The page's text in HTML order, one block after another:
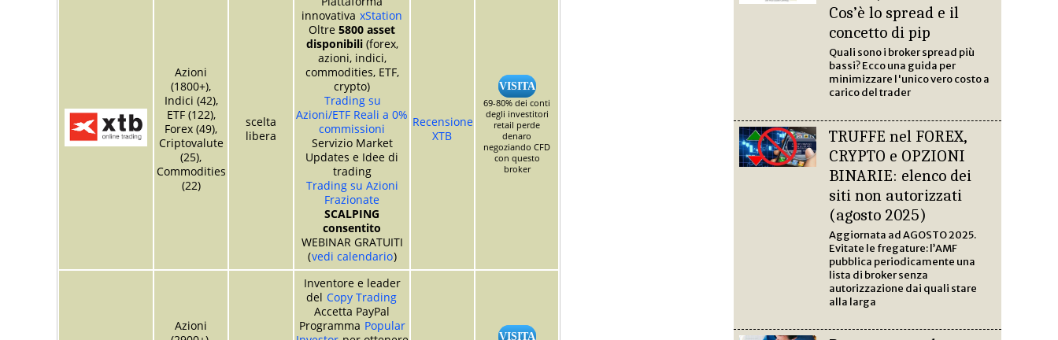
Azioni
(1800+),
Indici (42),
ETF (122),
Forex (49),
Criptovalute
(25),
Commodities
(22)
scelta
libera
innovativa xStation
Oltre 5800 asset
disponibili(forex,
azioni, indici,
commodities, ETF,
crypto)
Trading su
Azioni/ETF Reali a 0%
commissioni
Servizio Market
Updates e Idee di
trading
Trading su Azioni
Frazionate
SCALPING
consentito
WEBINAR GRATUITI
(vedi calendario)
Recensione
XTB
VISITA
69-80% dei conti
degli investitori
retail perde
denaro
negoziando CFD
con questo
broker
Azioni
Inventore e leader
del Copy Trading
Accetta PayPal
Programma Popular
VISITA
Cos’è lo spread e il
concetto di pip
Quali sono i broker spread più
bassi? Ecco una guida per
minimizzare l'unico vero costo a
carico del trader
TRUFFE nel FOREX,
CRYPTO e OPZIONI
BINARIE: elenco dei
siti non autorizzati
(agosto 2025)
Aggiornata ad AGOSTO 2025.
Evitate le fregature: l’AMF
pubblica periodicamente una
lista di broker senza
autorizzazione dai quali stare
alla larga